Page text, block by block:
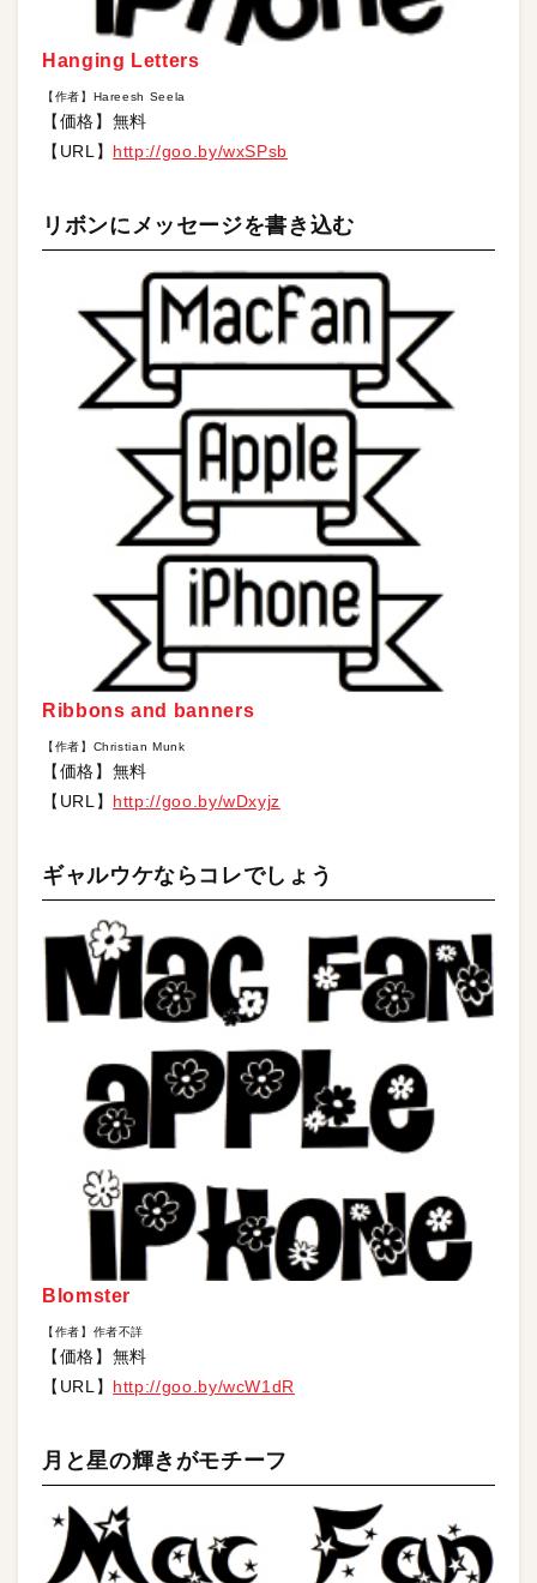
Hanging Letters
【作者】Hareesh Seela
【価格】無料
【URL】 http://goo.by/wxSPsb
リボンにメッセージを書き込む
Ribbons and banners
【作者】Christian Munk
【価格】無料
【URL】 http://goo.by/wDxyjz
ギャルウケならコレでしょう
Blomster
【作者】作者不詳
【価格】無料
【URL】 http://goo.by/wcW1dR
月と星の輝きがモチーフ